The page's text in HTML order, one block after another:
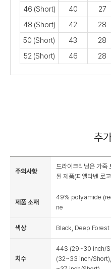
46 (Short) 40 27
48 (Short)
42 28
50 (Short)
43 28
52 (Short)
46 28
추
주의사항
드라이크리닝은 가죽
된 제품(피엘라벤 로
제품 소재
49% polyamide
ne
색상 Black, Deep Forest
치수
44S (29~30 inch/
(32~33 inch/